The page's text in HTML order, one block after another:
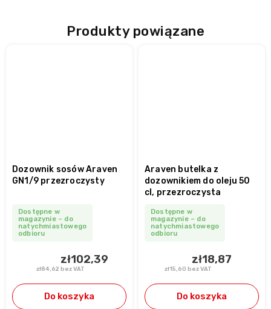
Produkty powiązane
Dozownik sosów Araven
GN1/9 przezroczysty
Dostępne w
magazynie – do
natychmiastowego
odbioru
zł84,62 bez VAT
zł102,39
Do koszyka
Araven butelka z
dozownikiem do oleju 50
cl, przezroczysta
Dostępne w
magazynie – do
natychmiastowego
odbioru
zł15,60 bez VAT
zł18,87
Do koszyka